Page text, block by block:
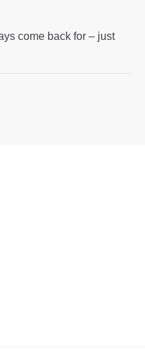
come back for – just